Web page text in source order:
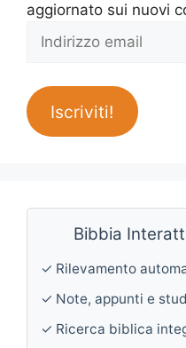
aggiornato sui nuovi
Indirizzo
Iscriviti!
Bibbia
✓ Rilevamento
✓ Note, appunti e
✓ Ricerca biblica